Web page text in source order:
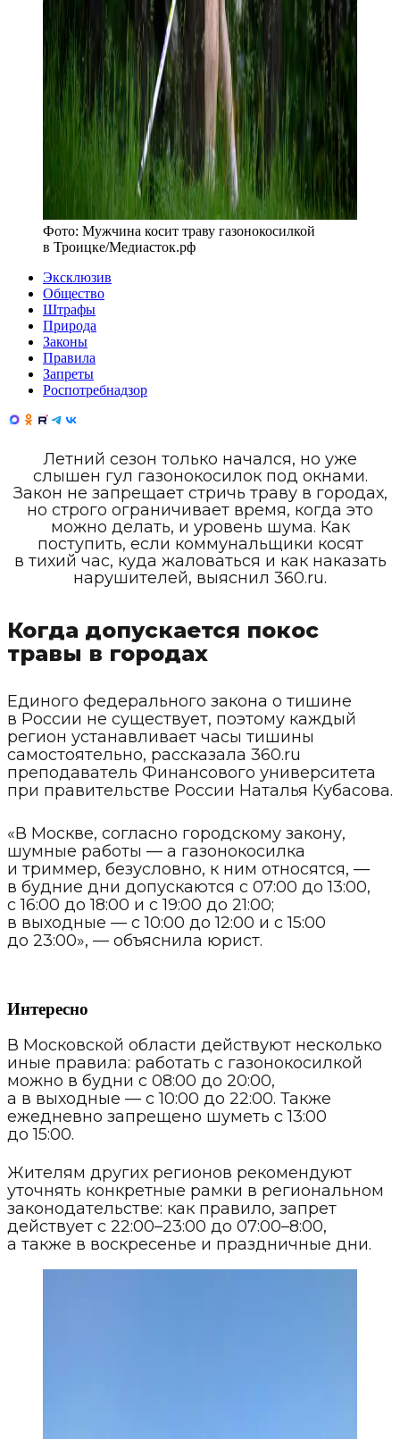
Фото: Мужчина косит траву газонокосилкой
в Троицке/Медиасток.рф
Эксклюзив
Общество
Штрафы
Природа
Законы
Правила
Запреты
Роспотребнадзор
Летний сезон только начался, но уже
слышен гул газонокосилок под окнами.
Закон не запрещает стричь траву в городах,
но строго ограничивает время, когда это
можно делать, и уровень шума. Как
поступить, если коммунальщики косят
в тихий час, куда жаловаться и как наказать
нарушителей, выяснил 360.ru.
Когда допускается покос
травы в городах
Единого федерального закона о тишине
в России не существует, поэтому каждый
регион устанавливает часы тишины
самостоятельно, рассказала 360.ru
преподаватель Финансового университета
при правительстве России Наталья Кубасова.
«В Москве, согласно городскому закону,
шумные работы — а газонокосилка
и триммер, безусловно, к ним относятся, —
в будние дни допускаются с 07:00 до 13:00,
с 16:00 до 18:00 и с 19:00 до 21:00;
в выходные — с 10:00 до 12:00 и с 15:00
до 23:00», — объяснила юрист.
Интересно
В Московской области действуют несколько
иные правила: работать с газонокосилкой
можно в будни с 08:00 до 20:00,
а в выходные — с 10:00 до 22:00. Также
ежедневно запрещено шуметь с 13:00
до 15:00.
Жителям других регионов рекомендуют
уточнять конкретные рамки в региональном
законодательстве: как правило, запрет
действует с 22:00–23:00 до 07:00–8:00,
а также в воскресенье и праздничные дни.